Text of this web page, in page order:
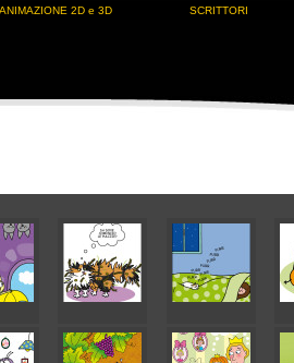
ANIMAZIONE 2D e 3D SCRITTORI